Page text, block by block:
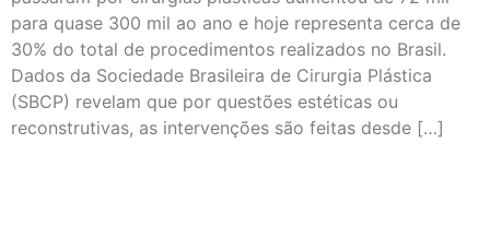
para quase 300 mil ao ano e hoje representa cerca de
30% do total de procedimentos realizados no Brasil.
Dados da Sociedade Brasileira de Cirurgia Plástica
(SBCP) revelam que por questões estéticas ou
reconstrutivas, as intervenções são feitas desde […]